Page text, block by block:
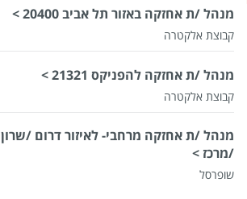
מנהל /ת אחזקה באזור תל אביב 20400 >
קבוצת אלקטרה
מנהל /ת אחזקה להפניקס 21321 >
קבוצת אלקטרה
מנהל /ת אחזקה מרחבי- לאיזור דרום /שרון
/מרכז >
שופרסל